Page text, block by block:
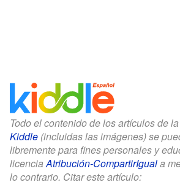
Todo el contenido de los artículos de la
Kiddle (incluidas las imágenes) se
libremente para fines personales y
licenciaAtribución-CompartirIguala
lo contrario. Citar este artículo: